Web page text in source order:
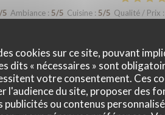
cookies sur ce site, pouvant
dits « nécessaires » sont
votre consentement. Ces
du site, proposer des
ou contenus
/5 Ambiance: 5/5 Cuisine: 5/5 Qualité / Prix :
nous serons heureux de rééditer lors de